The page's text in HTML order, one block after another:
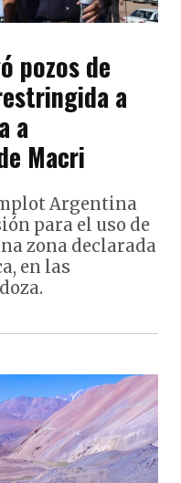
pozos de
a
a
Macri
Argentina
para el uso de
zona declarada
en las